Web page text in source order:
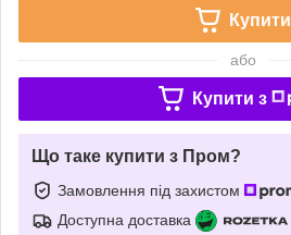
Купити
або
Купити з
Що таке купити з Пром?
Замовлення під захистом
Доступна доставка